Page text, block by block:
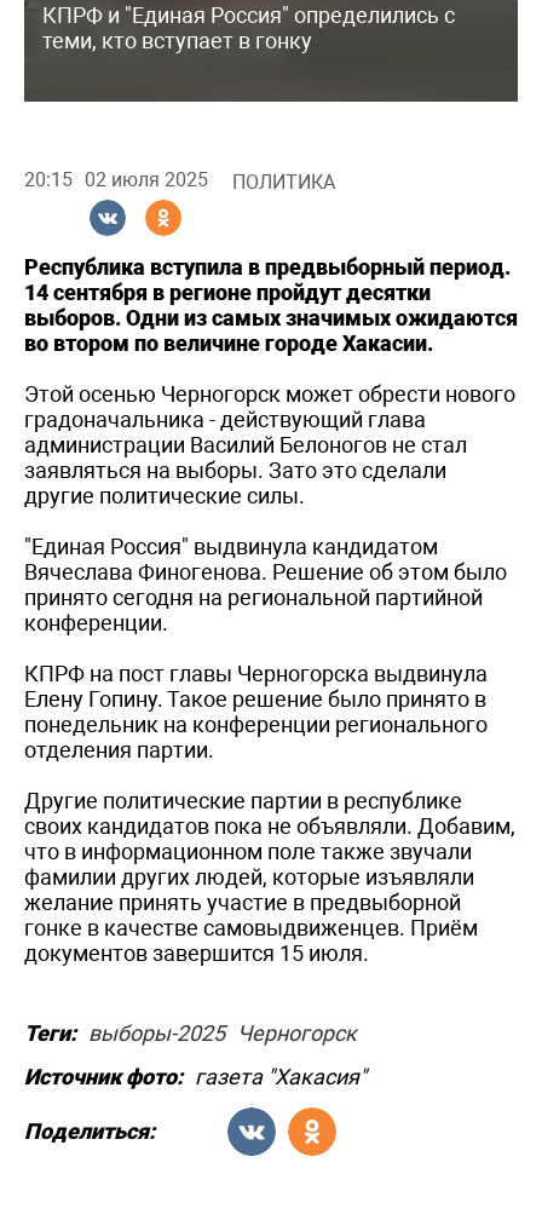
КПРФ и "Единая Россия" определились с
теми, кто вступает в гонку
20:15 02 июля 2025 ПОЛИТИКА
Республика вступила в предвыборный период.
14 сентября в регионе пройдут десятки
выборов. Одни из самых значимых ожидаются
во втором по величине городе Хакасии.
Этой осенью Черногорск может обрести нового
градоначальника - действующий глава
администрации Василий Белоногов не стал
заявляться на выборы. Зато это сделали
другие политические силы.
"Единая Россия" выдвинула кандидатом
Вячеслава Финогенова. Решение об этом было
принято сегодня на региональной партийной
конференции.
КПРФ на пост главы Черногорска выдвинула
Елену Гопину. Такое решение было принято в
понедельник на конференции регионального
отделения партии.
Другие политические партии в республике
своих кандидатов пока не объявляли. Добавим,
что в информационном поле также звучали
фамилии других людей, которые изъявляли
желание принять участие в предвыборной
гонке в качестве самовыдвиженцев. Приём
документов завершится 15 июля.
Теги: выборы-2025
Черногорск
Источник фото: газета "Хакасия"
Поделиться: